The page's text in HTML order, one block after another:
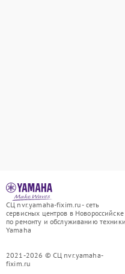
СЦ nvr.yamaha-fixim.ru - сеть
сервисных центров в Новороссийске
по ремонту и обслуживанию техники
Yamaha
2021-2026 © СЦ nvr.yamaha-
fixim.ru